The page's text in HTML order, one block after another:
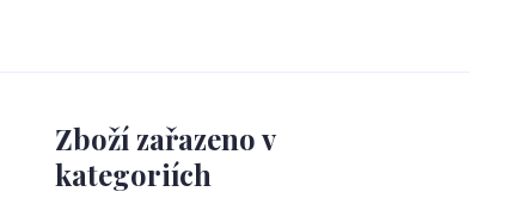
Zboží zařazeno v
kategoriích